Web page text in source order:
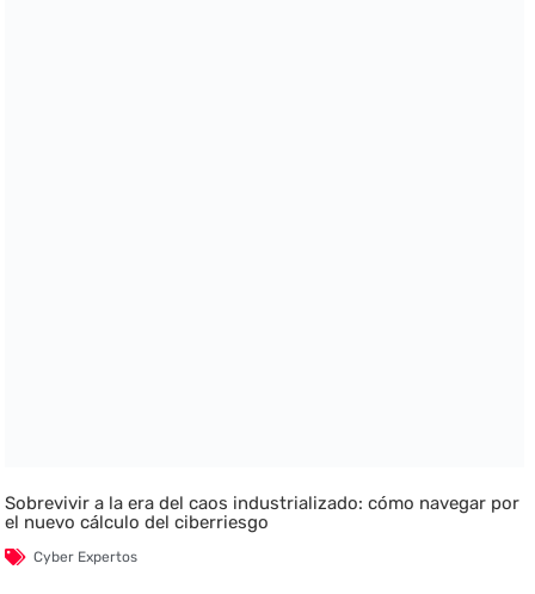
Sobrevivir a la era del caos industrializado: cómo navegar por
el nuevo cálculo del ciberriesgo
Cyber Expertos